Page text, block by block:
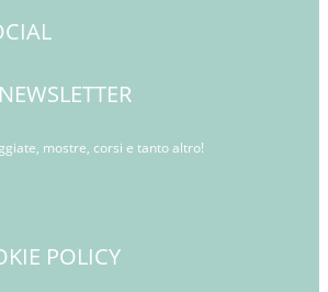
mostre, corsi e tanto altro!
POLICY